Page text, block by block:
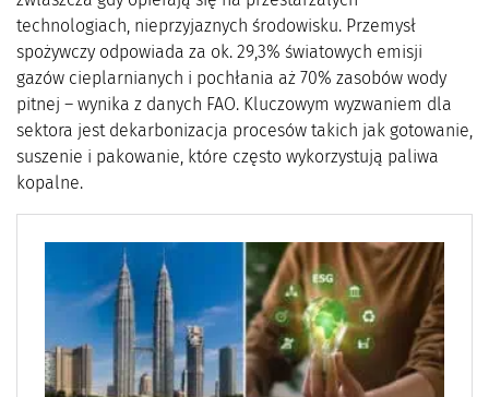
technologiach, nieprzyjaznych środowisku. Przemysł
spożywczy odpowiada za ok. 29,3% światowych emisji
gazów cieplarnianych i pochłania aż 70% zasobów wody
pitnej – wynika z danych FAO. Kluczowym wyzwaniem dla
sektora jest dekarbonizacja procesów takich jak gotowanie,
suszenie i pakowanie, które często wykorzystują paliwa
kopalne.